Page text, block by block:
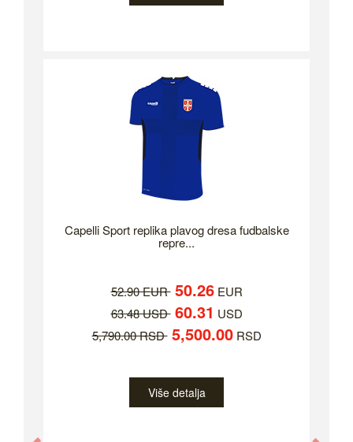
Capelli Sport replika plavog dresa fudbalske
repre...
52.90 EUR 50.26EUR
63.48 USD 60.31 USD
5,790.00 RSD 5,500.00RSD
Više detalja